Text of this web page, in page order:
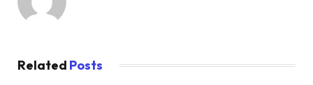
Related Posts